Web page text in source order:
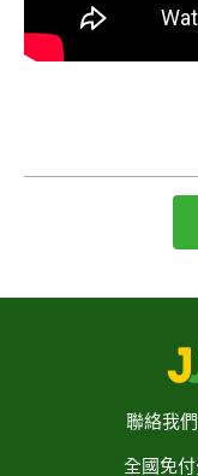
聯絡我們
全國免